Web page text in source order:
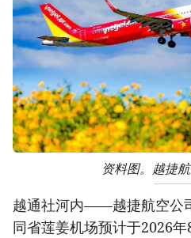
资料图。越捷
越通社河内——越捷航空公
同省莲姜机场预计于2026